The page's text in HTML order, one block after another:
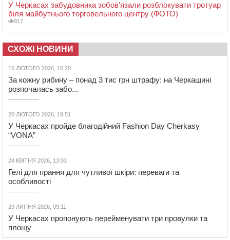
У Черкасах забудовника зобов’язали розблокувати тротуар
біля майбутнього торговельного центру (ФОТО)
917
СХОЖІ НОВИНИ
16 ЛЮТОГО 2026, 16:20
За кожну рибину – понад 3 тис грн штрафу: на Черкащині
розпочалась забо...
20 ЛЮТОГО 2026, 19:51
У Черкасах пройде благодійний Fashion Day Cherkasy
“VONA”
24 КВІТНЯ 2026, 13:03
Гелі для прання для чутливої шкіри: переваги та
особливості
29 ЛИПНЯ 2026, 09:11
У Черкасах пропонують перейменувати три провулки та
площу